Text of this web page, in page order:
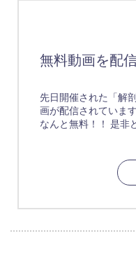
無料動画を配
先日開催された「解
画が配信されています
なんと無料！！ 是非